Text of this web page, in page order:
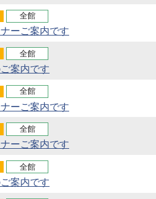
全館
ーご案内です
全館
案内です
全館
ーご案内です
全館
ーご案内です
全館
案内です